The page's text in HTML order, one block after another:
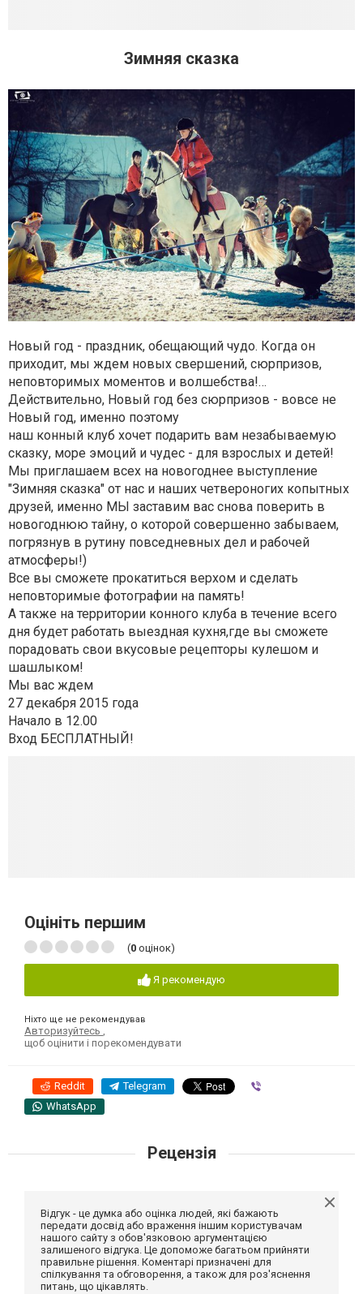
Зимняя сказка
Новый год - праздник, обещающий чудо. Когда он
приходит, мы ждем новых свершений, сюрпризов,
неповторимых моментов и волшебства!…
Действительно, Новый год без сюрпризов - вовсе не
Новый год, именно поэтому
наш конный клуб хочет подарить вам незабываемую
сказку, море эмоций и чудес - для взрослых и детей!
Мы приглашаем всех на новогоднее выступление
"Зимняя сказка" от нас и наших четвероногих копытных
друзей, именно МЫ заставим вас снова поверить в
новогоднюю тайну, о которой совершенно забываем,
погрязнув в рутину повседневных дел и рабочей
атмосферы!)
Все вы сможете прокатиться верхом и сделать
неповторимые фотографии на память!
А также на территории конного клуба в течение всего
дня будет работать выездная кухня,где вы сможете
порадовать свои вкусовые рецепторы кулешом и
шашлыком!
Мы вас ждем
27 декабря 2015 года
Начало в 12.00
Вход БЕСПЛАТНЫЙ!
Оцініть першим
(0 оцінок)
Я рекомендую
Ніхто ще не рекомендував
Авторизуйтесь ,
щоб оцінити і порекомендувати
Reddit Telegram
WhatsApp
Рецензія
Відгук - це думка або оцінка людей, які бажають
передати досвід або враження іншим користувачам
нашого сайту з обов'язковою аргументацією
залишеного відгука. Це допоможе багатьом прийняти
правильне рішення. Коментарі призначені для
спілкування та обговорення, а також для роз'яснення
питань, що цікавлять.